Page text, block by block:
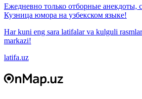
Ежедневно только отборные анекдоты,
Кузница юмора на узбекском языке!
Har kuni eng sara latifalar va kulguli
markazi!
latifa.uz